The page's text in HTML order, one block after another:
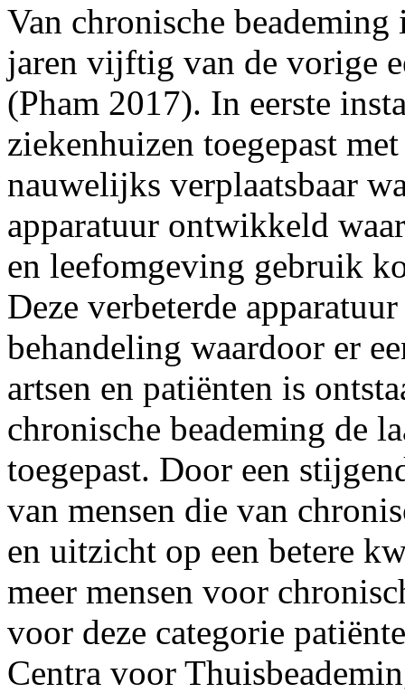
Van chronische
jaren vijftig van de vorige
(Pham 2017). In eerste
ziekenhuizen toegepast
nauwelijks verplaatsbaar
apparatuur ontwikkeld
en leefomgeving gebruik
Deze verbeterde
behandeling waardoor er
artsen en patiënten is
chronische beademing de
toegepast. Door een
van mensen die van
en uitzicht op een betere
meer mensen voor
voor deze categorie
Centra voor